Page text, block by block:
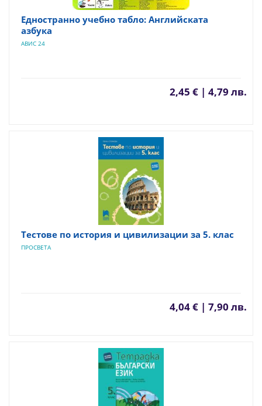
Едностранно учебно табло: Английската
азбука
АВИС 24
2,45 € | 4,79 лв.
Тестове по история и цивилизации за 5. клас
ПРОСВЕТА
4,04 € | 7,90 лв.